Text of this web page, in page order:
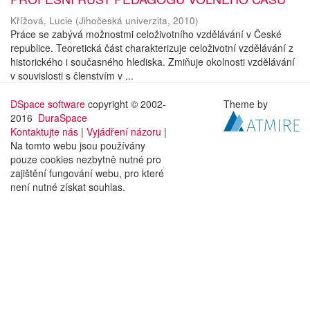
Křížová, Lucie (Jihočeská univerzita, 2010)
Práce se zabývá možnostmi celoživotního vzdělávání v České
republice. Teoretická část charakterizuje celoživotní vzdělávání z
historického i současného hlediska. Zmiňuje okolnosti vzdělávání
v souvislosti s členstvím v ...
DSpace software copyright © 2002-
2016 DuraSpace
Kontaktujte nás | Vyjádření názoru |
Na tomto webu jsou používány
pouze cookies nezbytně nutné pro
zajištění fungování webu, pro které
není nutné získat souhlas.
Theme by